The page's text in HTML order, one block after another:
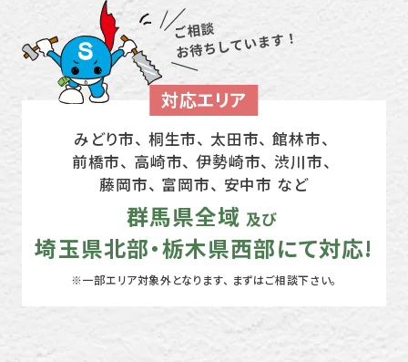
対応エリア
みどり市、 桐生市、 太田市、 館林市、
前橋市、 高崎市、伊勢崎市、 渋川市、
藤岡市、 富岡市、 安中市 など
群馬県全域 及び
埼玉県北部・栃木県西部にて対応!
※一部エリア対象外となります、 まずはご相談下さい。